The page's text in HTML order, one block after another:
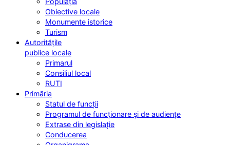
Obiective locale
Monumente istorice
Turism
Autoritățile
publice locale
Primarul
Consiliul local
RUTI
Primăria
Statul de funcții
Programul de funcționare și de audiențe
Extrase din legislație
Conducerea